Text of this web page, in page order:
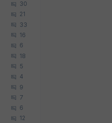
30
21
33
16
6
18
5
4
9
7
6
12